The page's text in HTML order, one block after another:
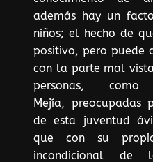
además hay un
niños; el hecho de
positivo, pero puede
con la parte mal
personas,
Mejía, preocupadas
de esta juventud
que con su
incondicional de